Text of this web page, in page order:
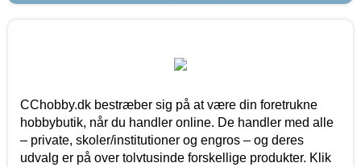
CChobby.dk bestræber sig på at være din foretrukne
hobbybutik, når du handler online. De handler med alle
– private, skoler/institutioner og engros – og deres
udvalg er på over tolvtusinde forskellige produkter. Klik